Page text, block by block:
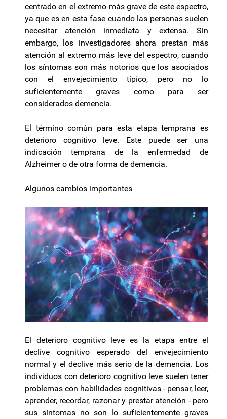
centrado en el extremo más grave de este espectro,
ya que es en esta fase cuando las personas suelen
necesitar atención inmediata y extensa. Sin
embargo, los investigadores ahora prestan más
atención al extremo más leve del espectro, cuando
los síntomas son más notorios que los asociados
con el envejecimiento típico, pero no lo
suficientemente graves como para ser
considerados demencia.
El término común para esta etapa temprana es
deterioro cognitivo leve. Este puede ser una
indicación temprana de la enfermedad de
Alzheimer o de otra forma de demencia.
Algunos cambios importantes
El deterioro cognitivo leve es la etapa entre el
declive cognitivo esperado del envejecimiento
normal y el declive más serio de la demencia. Los
individuos con deterioro cognitivo leve suelen tener
problemas con habilidades cognitivas - pensar, leer,
aprender, recordar, razonar y prestar atención - pero
sus síntomas no son lo suficientemente graves